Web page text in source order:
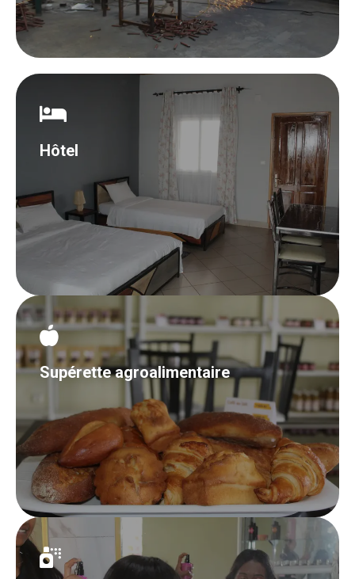
Hôtel
Supérette agroalimentaire